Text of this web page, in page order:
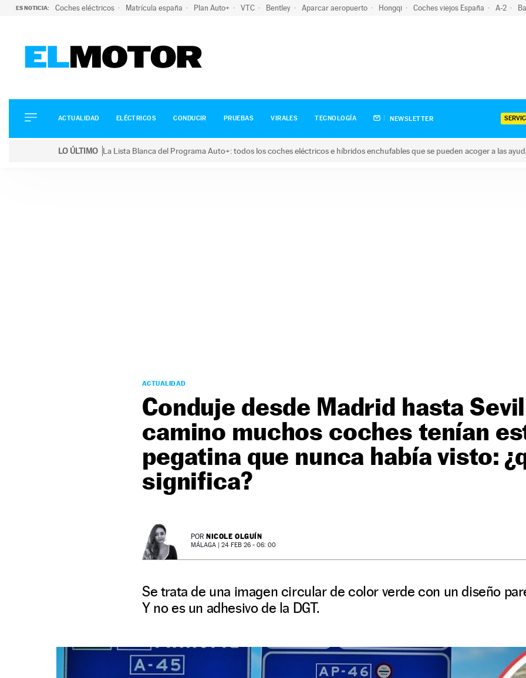
ES NOTICIA: Coches eléctricos Matrícula españa Plan Auto+ VTC Bentley Aparcar aeropuerto Hongqi Coches viejos España A-2
ELÉCTRICOS
CONDUCIR
ACTUALIDAD ELÉCTRICOS CONDUCIR PRUEBAS VIRALES TECNOLOGÍA NEWSLETTER
LO ÚLTIMO La Lista Blanca del Programa Auto+: todos los coches eléctricos e híbridos enchufables que se pueden acoger a las
ACTUALIDAD
Conduje desde Madrid hasta
camino muchos coches tenían
pegatina que nunca había visto:
significa?
POR NICOLE OLGUÍN
MÁLAGA | 24 FEB 26 - 06: 00
Se trata de una imagen circular de color verde con un diseño
Y no es un adhesivo de la DGT.